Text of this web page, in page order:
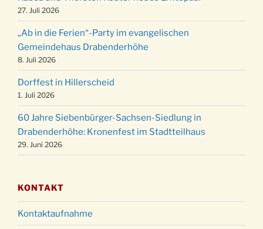
24.12. Familiengottesdienst in der FeG um 16 Uhr
24.12.
Weihnachtsgottesdienst in der Kirche um
15:00 Uhr
24.12.
Weihnachtsgottesdienst in der Kirche um
18:00 Uhr
24.12.
Christmette mit der ev. Jugend in der Kirche
um 23:00 Uhr
31.12.
Gottesdienst zu Silvester in der Kirche um
18:00 Uhr
27. Juli 2026
„Ab in die Ferien“-Party im evangelischen
Gemeindehaus Drabenderhöhe
8. Juli 2026
Dorffest in Hillerscheid
1. Juli 2026
60 Jahre Siebenbürger-Sachsen-Siedlung in
Drabenderhöhe: Kronenfest im Stadtteilhaus
29. Juni 2026
KONTAKT
Kontaktaufnahme